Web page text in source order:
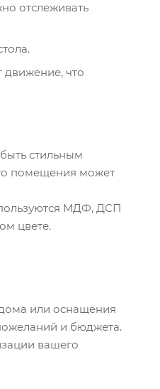
отслеживать
движение, что
стильным
помещения может
МДФ, ДСП
цвете.
или оснащения
и бюджета.
вашего